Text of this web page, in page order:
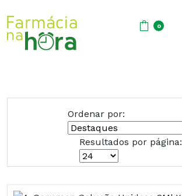
0
Ordenar por:
Resultados por página: